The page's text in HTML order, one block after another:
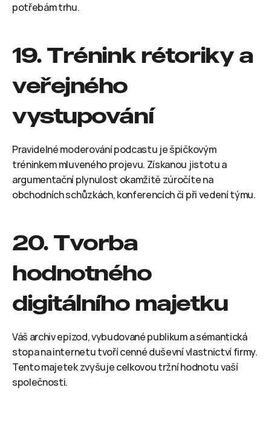
potřebám trhu.
19. Trénink rétoriky a
veřejného
vystupování
Pravidelné moderování podcastu je špičkovým
tréninkem mluveného projevu. Získanou jistotu a
argumentační plynulost okamžitě zúročíte na
obchodních schůzkách, konferencích či při vedení týmu.
20. Tvorba
hodnotného
digitálního majetku
Váš archiv epizod, vybudované publikum a sémantická
stopa na internetu tvoří cenné duševní vlastnictví firmy.
Tento majetek zvyšuje celkovou tržní hodnotu vaší
společnosti.